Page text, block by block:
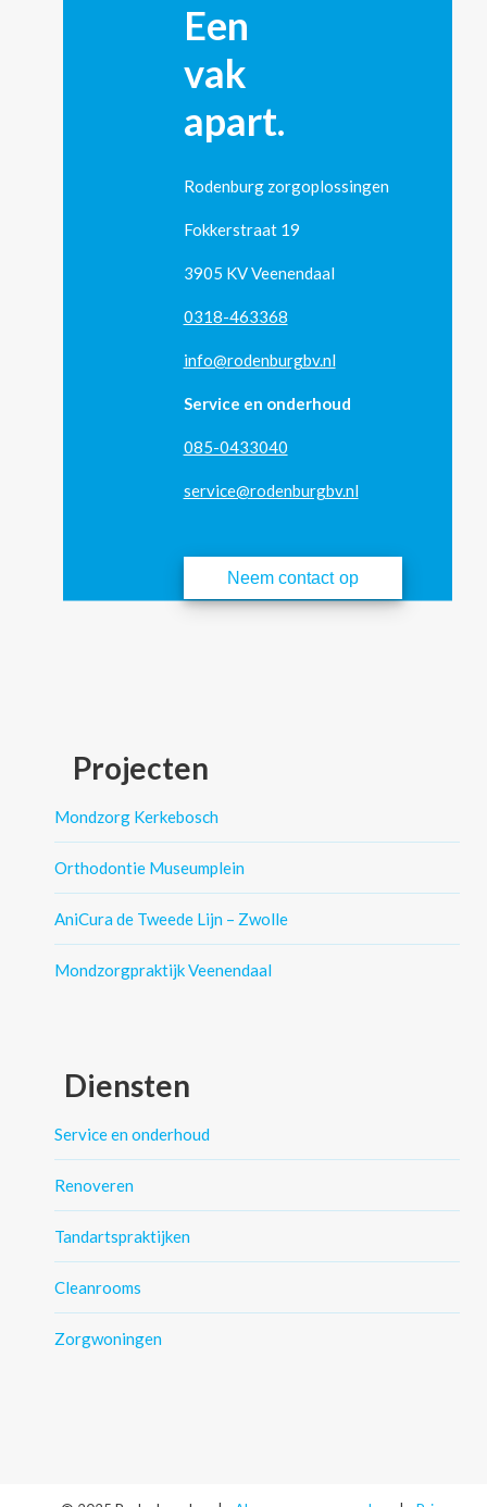
Een
vak
apart.
Rodenburg zorgoplossingen
Fokkerstraat 19
3905 KV Veenendaal
0318-463368
info@rodenburgbv.nl
Service en onderhoud
085-0433040
service@rodenburgbv.nl
Neem contact op
Projecten
Mondzorg Kerkebosch
Orthodontie Museumplein
AniCura de Tweede Lijn – Zwolle
Mondzorgpraktijk Veenendaal
Diensten
Service en onderhoud
Renoveren
Tandartspraktijken
Cleanrooms
Zorgwoningen